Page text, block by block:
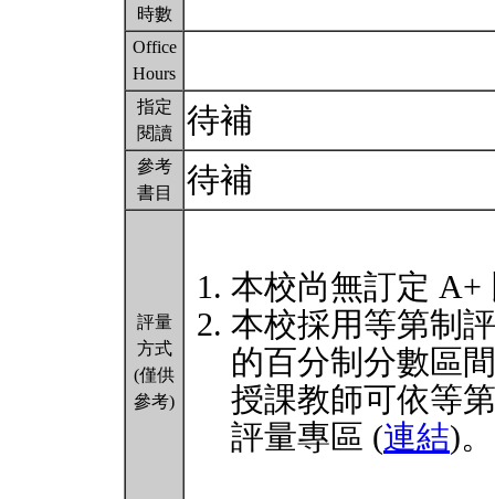
時數
Office
Hours
指定
閱讀
待補
參考
書目
待補
評量
方式
(僅供
參考)
本校尚無訂定 A+
本校採用等第制
的百分制分數區
授課教師可依等
評量專區 (連結)。